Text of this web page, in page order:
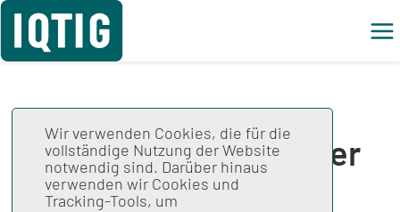
Weiterentwicklung der
qualitativen
Wir verwenden Cookies, die für die
vollständige Nutzung der Website
notwendig sind. Darüber hinaus
verwenden wir Cookies und
Tracking-Tools, um